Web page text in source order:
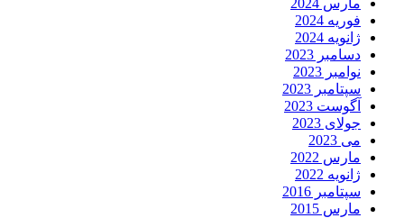
مارس 2024
فوریه 2024
ژانویه 2024
دسامبر 2023
نوامبر 2023
سپتامبر 2023
آگوست 2023
جولای 2023
می 2023
مارس 2022
ژانویه 2022
سپتامبر 2016
مارس 2015